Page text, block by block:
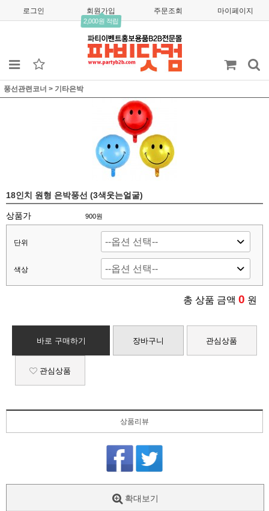
로그인 회원가입
2,000원 적립
주문조회 마이페이지
풍선관련코너 > 기타은박
18인치 원형 은박풍선 (3색웃는얼굴)
상품가 900원
단위
색상
총 상품 금액 0 원
바로 구매하기 장바구니 관심상품
관심상품
상품리뷰
확대보기